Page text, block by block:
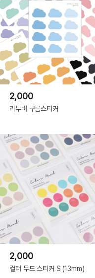
2,000
리무버 구름스티커
2,000
컬러 무드 스티커 S (13mm)